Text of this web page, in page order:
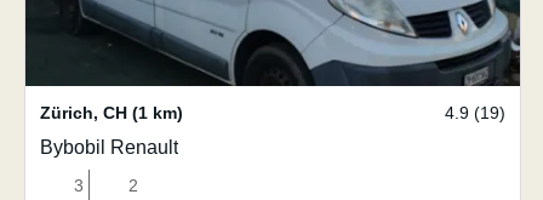
Zürich, CH (1 km) 4.9 (19)
Bybobil Renault
3 2